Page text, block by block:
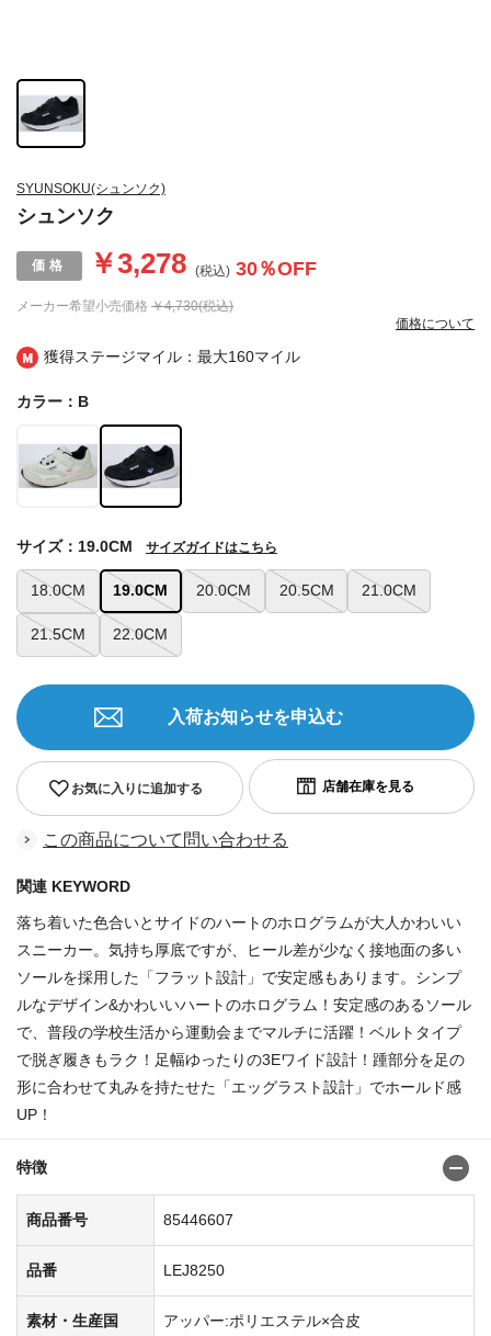
獲得ステージマイル：最大160マイル
SYUNSOKU(シュンソク)
シュンソク
メーカー希望小売価格 ￥4,730(税込)
￥3,278 (税込) 30％OFF
価格について
カラー：B
18.0CM 19.0CM 20.0CM 20.5CM 21.0CM
21.5CM 22.0CM
サイズ：19.0CM サイズガイドはこちら
お気に入りに追加する
入荷お知らせを申込む
この商品について問い合わせる
関連 KEYWORD
落ち着いた色合いとサイドのハートのホログラムが大人かわいい
スニーカー。気持ち厚底ですが、ヒール差が少なく接地面の多い
ソールを採用した「フラット設計」で安定感もあります。シンプ
ルなデザイン&かわいいハートのホログラム！安定感のあるソール
で、普段の学校生活から運動会までマルチに活躍！ベルトタイプ
で脱ぎ履きもラク！足幅ゆったりの3Eワイド設計！踵部分を足の
形に合わせて丸みを持たせた「エッグラスト設計」でホールド感
UP！
特徴
商品番号 85446607
品番 LEJ8250
素材・生産国
アッパー:ポリエステル×合皮